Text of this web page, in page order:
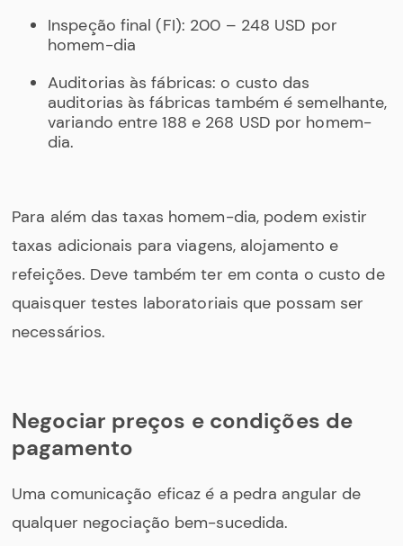
Inspeção final (FI): 200 – 248 USD por
homem-dia
Auditorias às fábricas: o custo das
auditorias às fábricas também é semelhante,
variando entre 188 e 268 USD por homem-
dia.
Para além das taxas homem-dia, podem existir
taxas adicionais para viagens, alojamento e
refeições. Deve também ter em conta o custo de
quaisquer testes laboratoriais que possam ser
necessários.
Negociar preços e condições de
pagamento
Uma comunicação eficaz é a pedra angular de
qualquer negociação bem-sucedida.